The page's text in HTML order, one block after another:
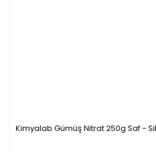
Kimyalab Gümüş Nitrat 250g Saf -